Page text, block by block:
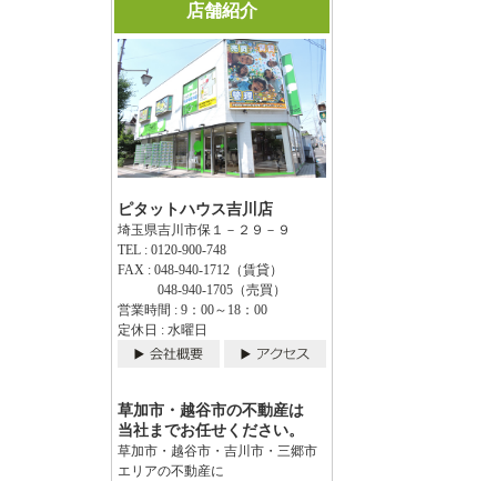
店舗紹介
ピタットハウス吉川店
埼玉県吉川市保１－２９－９
TEL : 0120-900-748
FAX : 048-940-1712（賃貸）
048-940-1705（売買）
営業時間 : 9：00～18：00
定休日 : 水曜日
草加市・越谷市の不動産は
当社までお任せください。
草加市・越谷市・吉川市・三郷市
エリアの不動産に